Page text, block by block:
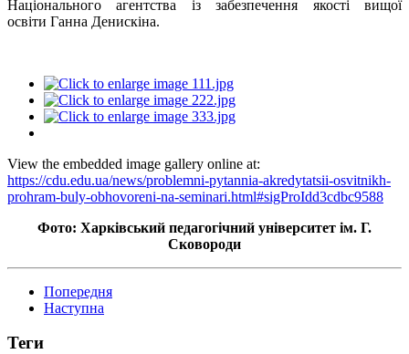
Національного агентства із забезпечення якості вищої
освіти Ганна Денискіна.
View the embedded image gallery online at:
https://cdu.edu.ua/news/problemni-pytannia-akredytatsii-osvitnikh-
prohram-buly-obhovoreni-na-seminari.html#sigProIdd3cdbc9588
Фото: Харківський педагогічний університет ім. Г.
Сковороди
Попередня
Наступна
Теги